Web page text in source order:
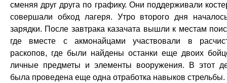
сменяя друг друга по графику. Они поддерживали
совершали обход лагеря. Утро второго дня
зарядки. После завтрака казачата вышли к местам
где вместе с акмонайцами участвовали в
раскопов, где были найдены останки еще двоих
личные предметы и элементы вооружения. В этот
была проведена еще одна отработка навыков стрельбы.